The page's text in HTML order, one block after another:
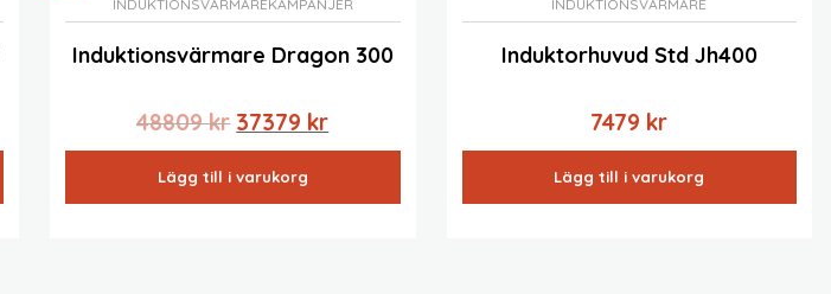
INDUKTIONSVÄRMAREKAMPANJER
Induktionsvärmare Dragon 300
48809kr Det
ursprungliga
priset
37379 krDet
nuvarande
Lägg till i varukorg
INDUKTIONSVÄRMARE
Induktorhuvud Std Jh400
7479 kr
Lägg till i varukorg